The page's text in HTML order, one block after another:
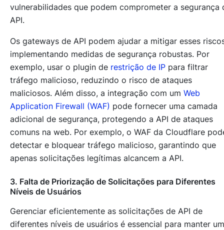
vulnerabilidades que podem comprometer a segurança
API.
Os gateways de API podem ajudar a mitigar esses
implementando medidas de segurança robustas. Por
exemplo, usar o plugin de restrição de IP para filtrar
tráfego malicioso, reduzindo o risco de ataques
maliciosos. Além disso, a integração com um Web
Application Firewall (WAF) pode fornecer uma camada
adicional de segurança, protegendo a API de ataques
comuns na web. Por exemplo, o WAF da Cloudflare
detectar e bloquear tráfego malicioso, garantindo que
apenas solicitações legítimas alcancem a API.
3. Falta de Priorização de Solicitações para Diferentes
Níveis de Usuários
Gerenciar eficientemente as solicitações de API de
diferentes níveis de usuários é essencial para manter